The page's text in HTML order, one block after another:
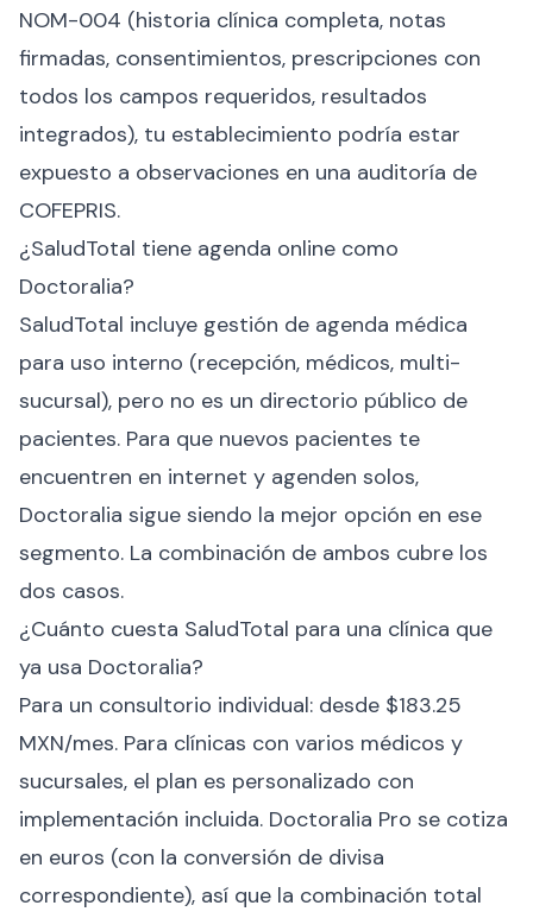
NOM-004 (historia clínica completa, notas
firmadas, consentimientos, prescripciones con
todos los campos requeridos, resultados
integrados), tu establecimiento podría estar
expuesto a observaciones en una auditoría de
COFEPRIS.
¿SaludTotal tiene agenda online como
Doctoralia?
SaludTotal incluye gestión de agenda médica
para uso interno (recepción, médicos, multi-
sucursal), pero no es un directorio público de
pacientes. Para que nuevos pacientes te
encuentren en internet y agenden solos,
Doctoralia sigue siendo la mejor opción en ese
segmento. La combinación de ambos cubre los
dos casos.
¿Cuánto cuesta SaludTotal para una clínica que
ya usa Doctoralia?
Para un consultorio individual: desde $183.25
MXN/mes. Para clínicas con varios médicos y
sucursales, el plan es personalizado con
implementación incluida. Doctoralia Pro se cotiza
en euros (con la conversión de divisa
correspondiente), así que la combinación total